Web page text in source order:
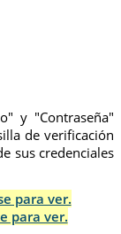
y "Contraseña"
de verificación
sus credenciales
para ver.
para ver.